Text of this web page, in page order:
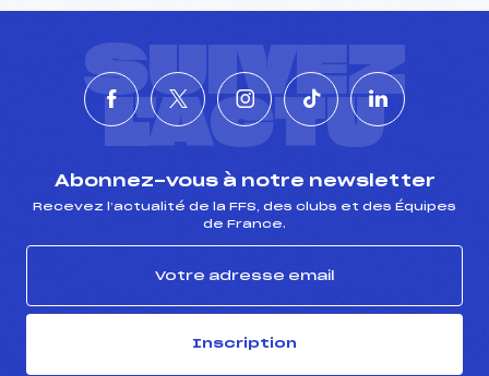
SUIVEZ
L'ACTU
Abonnez-vous à notre newsletter
Recevez l’actualité de la FFS, des clubs et des Équipes
de France.
Inscription